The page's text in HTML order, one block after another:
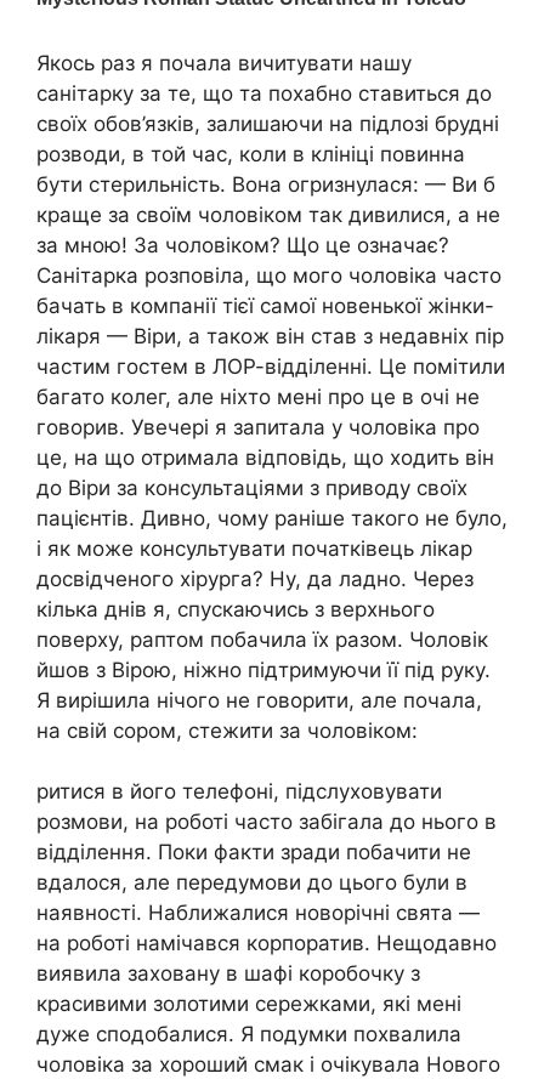
Якось раз я почала вичитувати нашу
санітарку за те, що та похабно ставиться до
своїх обов’язків, залишаючи на підлозі брудні
розводи, в той час, коли в клініці повинна
бути стерильність. Вона огризнулася: — Ви б
краще за своїм чоловіком так дивилися, а не
за мною! За чоловіком? Що це означає?
Санітарка розповіла, що мого чоловіка часто
бачать в компанії тієї самої новенької жінки-
лікаря — Віри, а також він став з недавніх пір
частим гостем в ЛОР-відділенні. Це помітили
багато колег, але ніхто мені про це в очі не
говорив. Увечері я запитала у чоловіка про
це, на що отримала відповідь, що ходить він
до Віри за консультаціями з приводу своїх
пацієнтів. Дивно, чому раніше такого не було,
і як може консультувати початківець лікар
досвідченого хірурга? Ну, да ладно. Через
кілька днів я, спускаючись з верхнього
поверху, раптом побачила їх разом. Чоловік
йшов з Вірою, ніжно підтримуючи її під руку.
Я вирішила нічого не говорити, але почала,
на свій сором, стежити за чоловіком:
ритися в його телефоні, підслуховувати
розмови, на роботі часто забігала до нього в
відділення. Поки факти зради побачити не
вдалося, але передумови до цього були в
наявності. Наближалися новорічні свята —
на роботі намічався корпоратив. Нещодавно
виявила заховану в шафі коробочку з
красивими золотими сережками, які мені
дуже сподобалися. Я подумки похвалила
чоловіка за хороший смак і очікувала Нового